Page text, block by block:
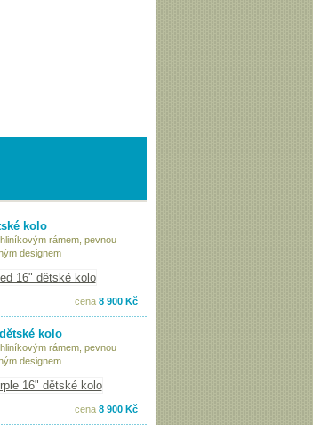
kolo
rámem, pevnou
designem
cena 8 900 Kč
kolo
rámem, pevnou
designem
cena 8 900 Kč